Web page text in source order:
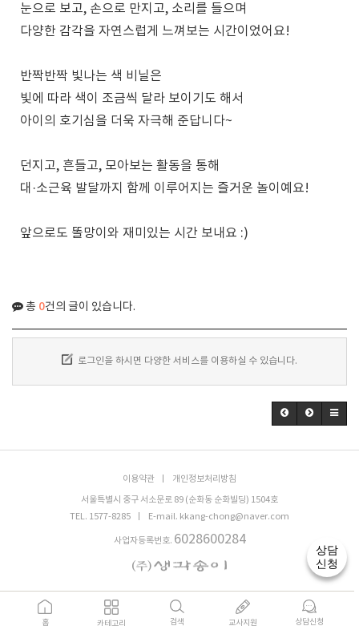
눈으로 보고, 손으로 만지고, 소리를 들으며
다양한 감각을 자연스럽게 느껴보는 시간이었어요!
반짝반짝 빛나는 색 비닐은
빛에 따라 색이 조금씩 달라 보이기도 해서
아이의 호기심을 더욱 자극해 준답니다~
던지고, 흔들고, 모아보는 활동을 통해
대·소근육 발달까지 함께 이루어지는 즐거운 놀이예요!
앞으로도 똘망이와 재미있는 시간 보내요 :)
총 0건의 글이 있습니다.
로그인을 하시면 다양한 서비스를 이용하실 수 있습니다.
이용약관
개인정보처리방침
서울특별시 중구 서소문로 89 (순화동 순화빌딩) 1504호
TEL. 1577-8285
E-mail. kkang-chong@naver.com
사업자등록번호. 6028600284
상담
신청
홈 카테고리 검색 교사지원 상담신청